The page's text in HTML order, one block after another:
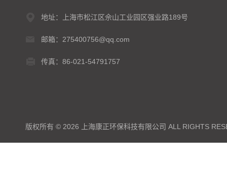
地址：上海市松江区佘山工业园区强业路189号
邮箱：275400756@qq.com
传真：86-021-54791757
版权所有 © 2026 上海康正环保科技有限公司 ALL RIGHTS